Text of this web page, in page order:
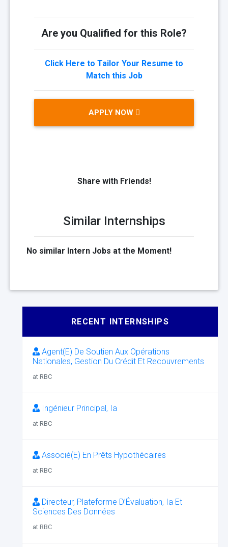
Are you Qualified for this Role?
Click Here to Tailor Your Resume to
Match this Job
APPLY NOW
Share with Friends!
Similar Internships
No similar Intern Jobs at the Moment!
RECENT INTERNSHIPS
Agent(E) De Soutien Aux Opérations
Nationales, Gestion Du Crédit Et Recouvrements
at RBC
Ingénieur Principal, Ia
at RBC
Associé(E) En Prêts Hypothécaires
at RBC
Directeur, Plateforme D’Évaluation, Ia Et
Sciences Des Données
at RBC